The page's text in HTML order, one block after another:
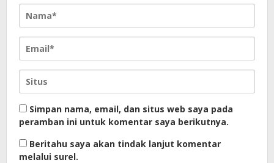
Simpan nama, email, dan situs web saya pada
peramban ini untuk komentar saya berikutnya.
Beritahu saya akan tindak lanjut komentar
melalui surel.